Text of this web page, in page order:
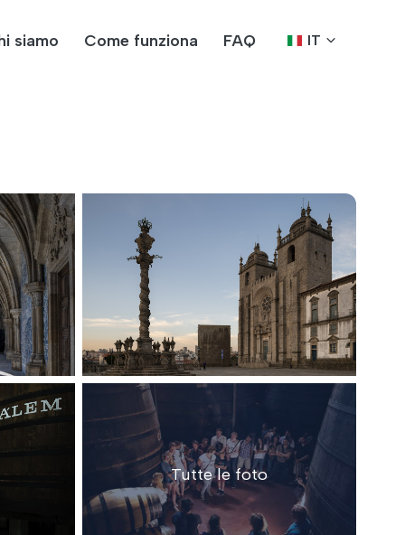
siamo Come funziona FAQ IT
Tutte le foto